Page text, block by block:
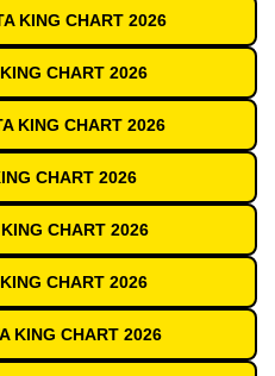
KING CHART 2026
CHART 2026
KING CHART 2026
CHART 2026
CHART 2026
CHART 2026
KING CHART 2026